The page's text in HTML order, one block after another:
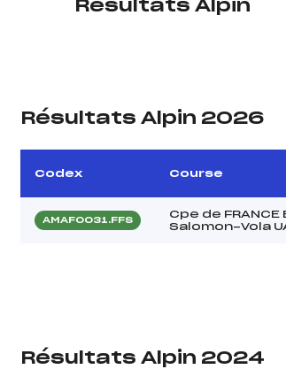
Résultats Alpin
Résultats Alpin 2026
Codex Course
AMAF0031.FFS
Cpe de FRANCE
Salomon-Vola
Résultats Alpin 2024